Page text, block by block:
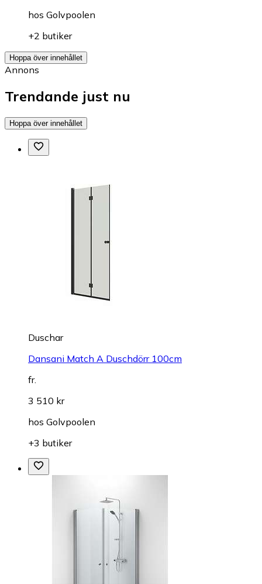
hos Golvpoolen
+2 butiker
Hoppa över innehållet
Annons
Trendande just nu
Hoppa över innehållet
Duschar
Dansani Match A Duschdörr 100cm
fr.
3 510 kr
hos Golvpoolen
+3 butiker